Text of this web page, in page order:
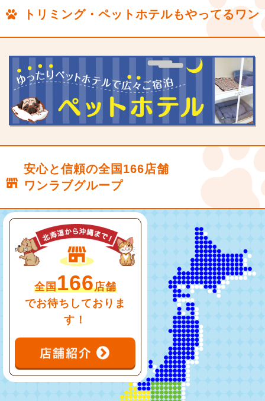
トリミング・ペットホテルもやってるワン
安心と信頼の全国166店舗
ワンラブグループ
全国166店舗
でお待ちしておりま
す！